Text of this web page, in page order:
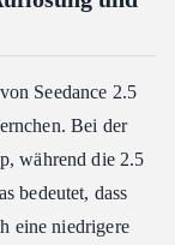
Seedance 2.5
Bei der
während die 2.5
bedeutet, dass
eine niedrigere